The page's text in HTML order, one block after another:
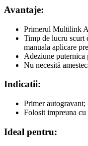
Avantaje:
Primerul Multilink A
Timp de lucru scurt
manuala aplicare
Adeziune puternica
Nu necesită
Indicatii:
Primer autogravant;
Folosit impreuna cu
Ideal pentru: